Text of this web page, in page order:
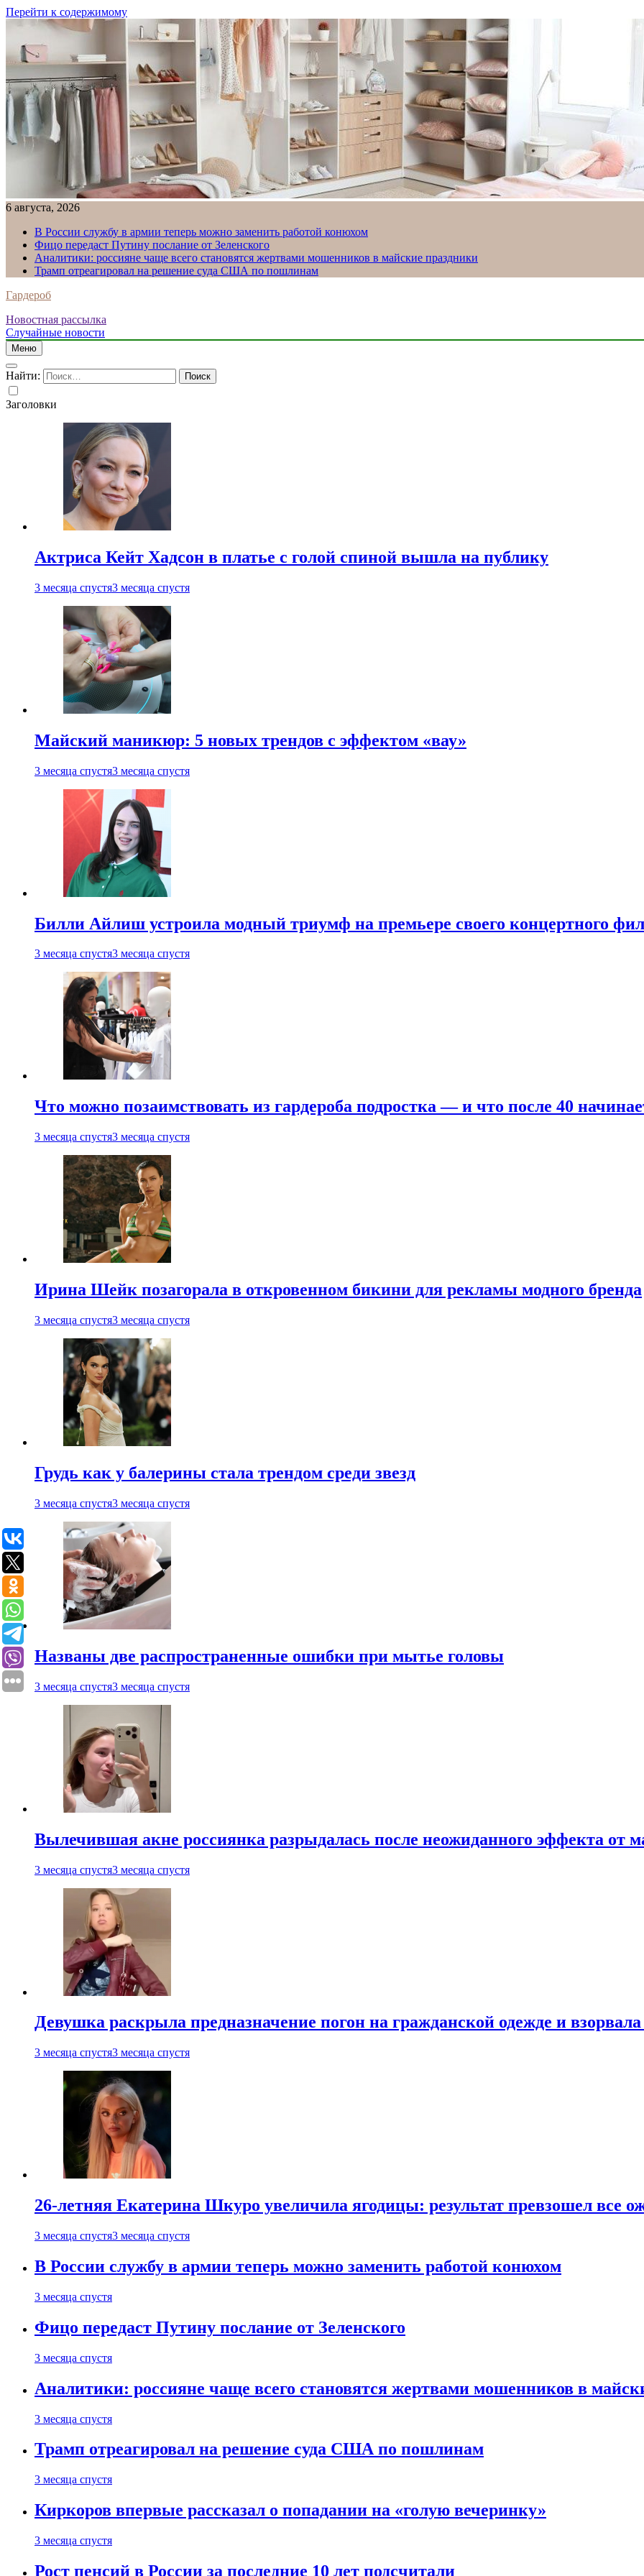
Перейти к содержимому
6 августа, 2026
В России службу в армии теперь можно заменить работой конюхом
Фицо передаст Путину послание от Зеленского
Аналитики: россияне чаще всего становятся жертвами мошенников в майские праздники
Трамп отреагировал на решение суда США по пошлинам
Гардероб
Новостная рассылка
Случайные новости
Меню
Найти:
Заголовки
Актриса Кейт Хадсон в платье с голой спиной вышла на публику
3 месяца спустя3 месяца спустя
Майский маникюр: 5 новых трендов с эффектом «вау»
3 месяца спустя3 месяца спустя
Билли Айлиш устроила модный триумф на премьере своего концертного
3 месяца спустя3 месяца спустя
Что можно позаимствовать из гардероба подростка — и что после 40
3 месяца спустя3 месяца спустя
Ирина Шейк позагорала в откровенном бикини для рекламы модного бренда
3 месяца спустя3 месяца спустя
Грудь как у балерины стала трендом среди звезд
3 месяца спустя3 месяца спустя
Названы две распространенные ошибки при мытье головы
3 месяца спустя3 месяца спустя
Вылечившая акне россиянка разрыдалась после неожиданного эффекта от
3 месяца спустя3 месяца спустя
Девушка раскрыла предназначение погон на гражданской одежде и взорвала
3 месяца спустя3 месяца спустя
26-летняя Екатерина Шкуро увеличила ягодицы: результат превзошел все
3 месяца спустя3 месяца спустя
В России службу в армии теперь можно заменить работой конюхом
3 месяца спустя
Фицо передаст Путину послание от Зеленского
3 месяца спустя
Аналитики: россияне чаще всего становятся жертвами мошенников в
3 месяца спустя
Трамп отреагировал на решение суда США по пошлинам
3 месяца спустя
Киркоров впервые рассказал о попадании на «голую вечеринку»
3 месяца спустя
Рост пенсий в России за последние 10 лет подсчитали